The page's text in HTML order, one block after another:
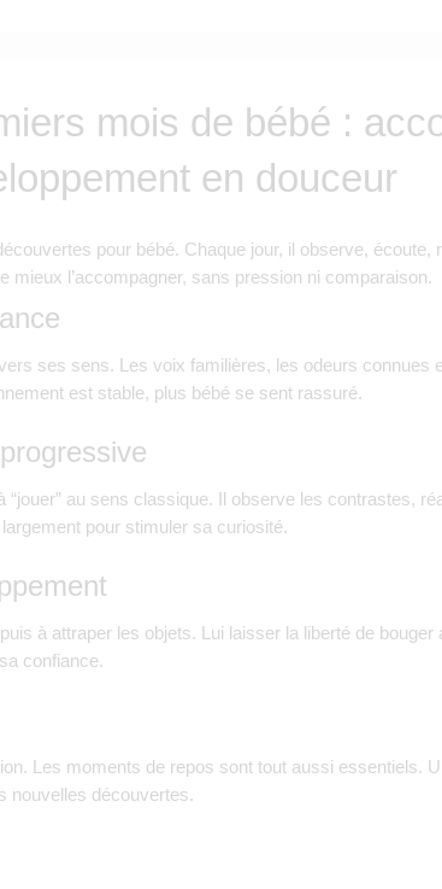
mois de bébé :
en douceur
pour bébé. Chaque jour, il observe,
l’accompagner, sans pression ni comparaison.
ses sens. Les voix familières, les odeurs connues
est stable, plus bébé se sent rassuré.
au sens classique. Il observe les contrastes,
pour stimuler sa curiosité.
à attraper les objets. Lui laisser la liberté de
confiance.
Les moments de repos sont tout aussi essentiels.
nouvelles découvertes.